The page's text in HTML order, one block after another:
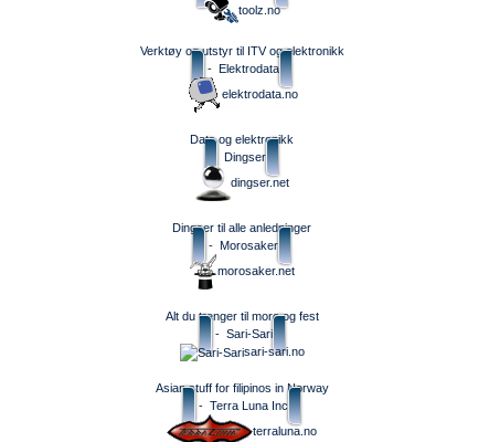
toolz.no
Verktøy og utstyr til ITV og elektronikk
- Elektrodata
elektrodata.no
Data og elektronikk
Dingser
dingser.net
Dingser til alle anledninger
- Morosaker
morosaker.net
Alt du trenger til moro og fest
- Sari-Sari
sari-sari.no
Asian stuff for filipinos in Norway
- Terra Luna Inc
terraluna.no